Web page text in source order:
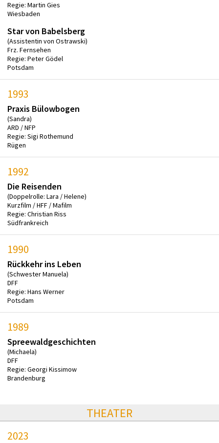
Regie: Martin Gies
Wiesbaden
Star von Babelsberg
(Assistentin von Ostrawski)
Frz. Fernsehen
Regie: Peter Gödel
Potsdam
1993
Praxis Bülowbogen
(Sandra)
ARD / NFP
Regie: Sigi Rothemund
Rügen
1992
Die Reisenden
(Doppelrolle: Lara / Helene)
Kurzfilm / HFF / Mafilm
Regie: Christian Riss
Südfrankreich
1990
Rückkehr ins Leben
(Schwester Manuela)
DFF
Regie: Hans Werner
Potsdam
1989
Spreewaldgeschichten
(Michaela)
DFF
Regie: Georgi Kissimow
Brandenburg
THEATER
2023